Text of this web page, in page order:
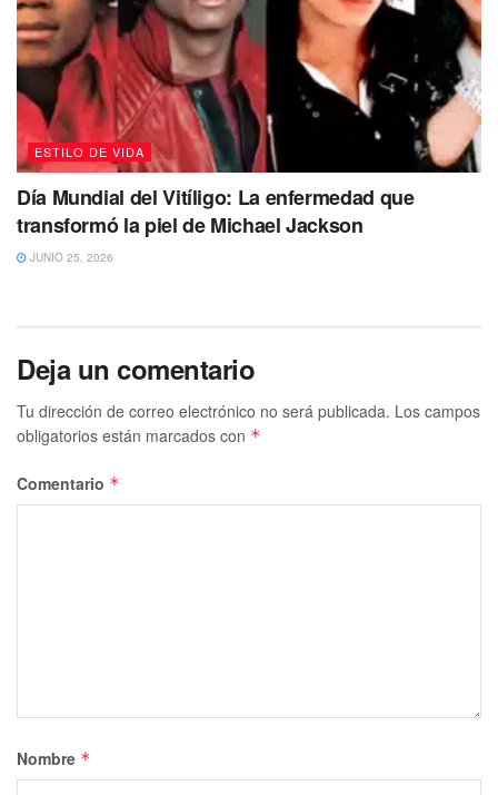
ESTILO DE VIDA
Día Mundial del Vitíligo: La enfermedad que
transformó la piel de Michael Jackson
JUNIO 25, 2026
Deja un comentario
Tu dirección de correo electrónico no será publicada. Los campos
obligatorios están marcados con *
Comentario *
Nombre *